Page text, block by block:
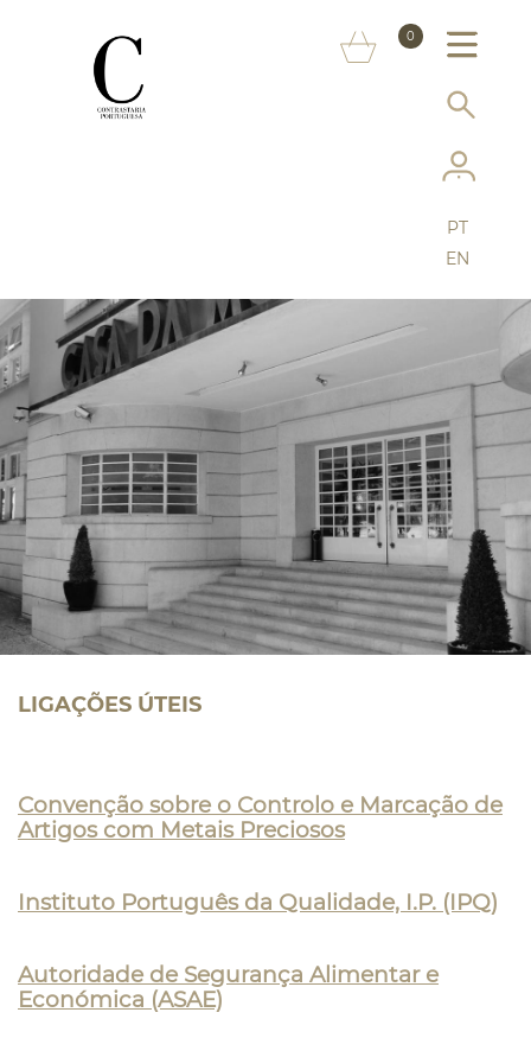
0
SERVIÇOS
MAIS CONTRASTARIA
FAQ
LOJA ONLINE
PT
EN
LIGAÇÕES ÚTEIS
Convenção sobre o Controlo e Marcação de
Artigos com Metais Preciosos
Instituto Português da Qualidade, I.P. (IPQ)
Autoridade de Segurança Alimentar e
Económica (ASAE)